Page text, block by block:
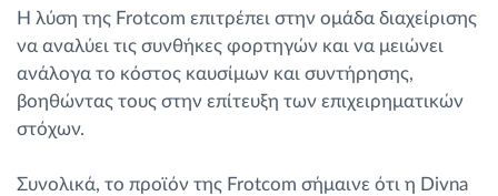
Η λύση της Frotcom επιτρέπει στην ομάδα διαχείρισης
να αναλύει τις συνθήκες φορτηγών και να μειώνει
ανάλογα το κόστος καυσίμων και συντήρησης,
βοηθώντας τους στην επίτευξη των επιχειρηματικών
στόχων.
Συνολικά, το προϊόν της Frotcom σήμαινε ότι η Divna